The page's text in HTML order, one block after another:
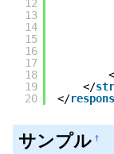
12
13
14
15
16
17
18
19
20
</
</
サンプル †